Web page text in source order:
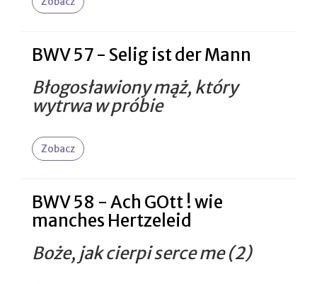
BWV 57 - Selig ist der Mann
Błogosławiony mąż, który
wytrwa w próbie
Zobacz
BWV 58 - Ach GOtt ! wie
manches Hertzeleid
Boże, jak cierpi serce me (2)